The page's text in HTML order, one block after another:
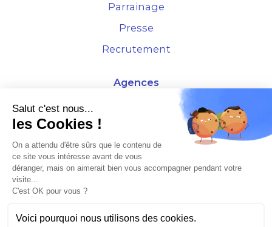
Parrainage
Presse
Recrutement
Agences
4 Rue de la Bourse - 69001 Lyon
10 rue d'Austerlitz - 75012 Paris
À L'HORIZON 2025
Salut c'est nous...
les Cookies !
On a attendu d'être sûrs que le contenu de
ce site vous intéresse avant de vous
déranger, mais on aimerait bien vous accompagner pendant votre
visite...
C'est OK pour vous ?
Voici pourquoi nous utilisons des cookies.